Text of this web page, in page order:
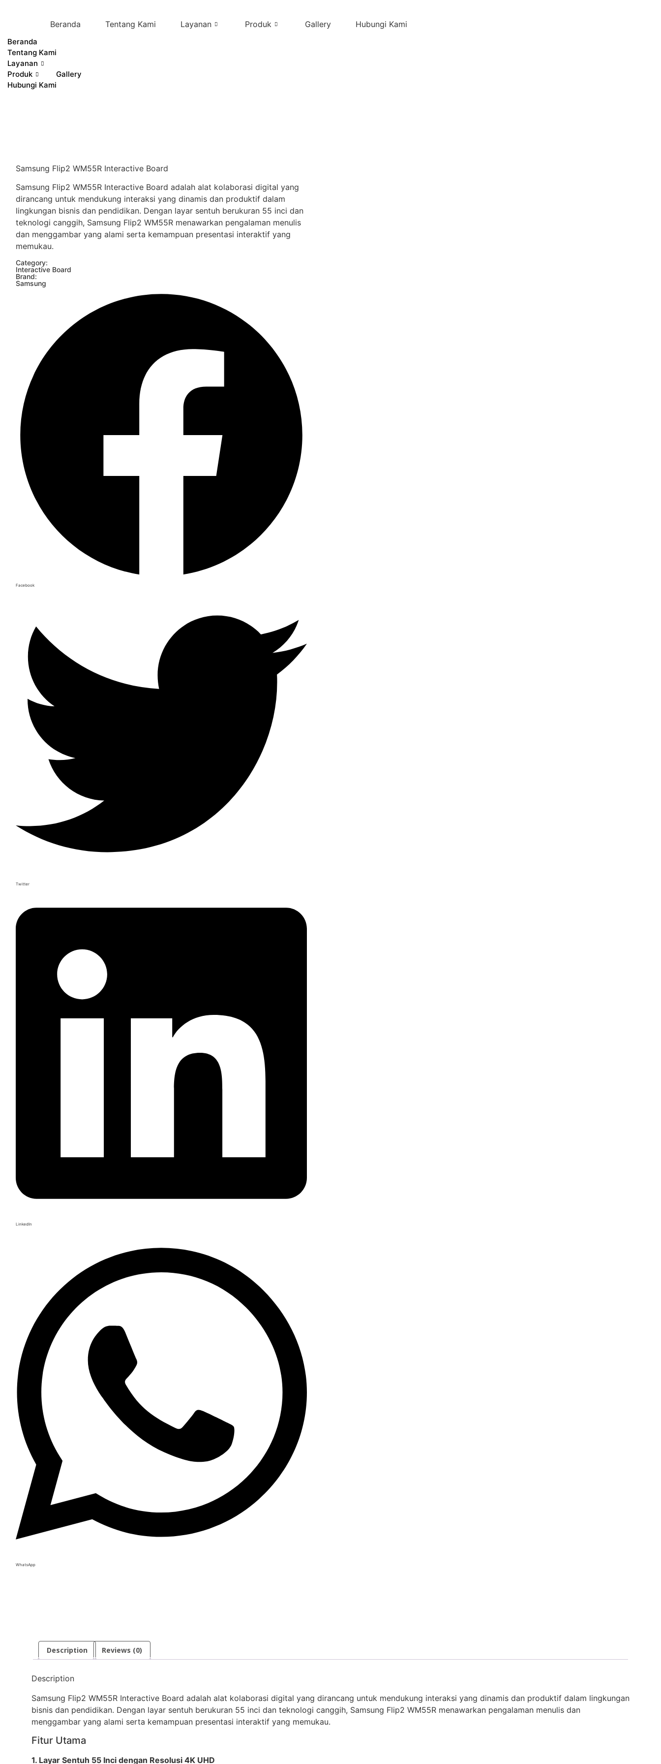
Beranda Tentang Kami Layanan Produk Gallery Hubungi Kami
Beranda
Tentang Kami
Layanan
Produk
Gallery
Hubungi Kami
Samsung Flip2 WM55R Interactive Board
Samsung Flip2 WM55R Interactive Board adalah alat kolaborasi digital yang
dirancang untuk mendukung interaksi yang dinamis dan produktif dalam
lingkungan bisnis dan pendidikan. Dengan layar sentuh berukuran 55 inci dan
teknologi canggih, Samsung Flip2 WM55R menawarkan pengalaman menulis
dan menggambar yang alami serta kemampuan presentasi interaktif yang
memukau.
Category:
Interactive Board
Brand:
Samsung
Facebook
Twitter
LinkedIn
WhatsApp
Description Reviews (0)
Description
Samsung Flip2 WM55R Interactive Board adalah alat kolaborasi digital yang dirancang untuk mendukung interaksi yang dinamis dan produktif dalam lingkungan
bisnis dan pendidikan. Dengan layar sentuh berukuran 55 inci dan teknologi canggih, Samsung Flip2 WM55R menawarkan pengalaman menulis dan
menggambar yang alami serta kemampuan presentasi interaktif yang memukau.
Fitur Utama
1. Layar Sentuh 55 Inci dengan Resolusi 4K UHD